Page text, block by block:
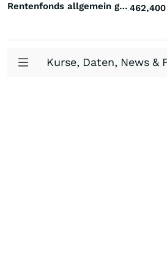
Rentenfonds allgemein gemischte Laufzeiten Emerging Markets Weichwährungen (Welt)
Kurse, Daten, News &